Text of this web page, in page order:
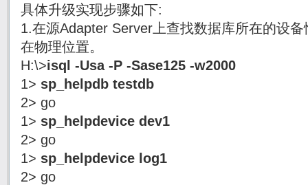
具体升级实现步骤如下:
1.在源Adapter Server上查找数据库所在的设备
在物理位置。
H:\>isql -Usa -P -Sase125 -w2000
1> sp_helpdb testdb
2> go
1> sp_helpdevice dev1
2> go
1> sp_helpdevice log1
2> go